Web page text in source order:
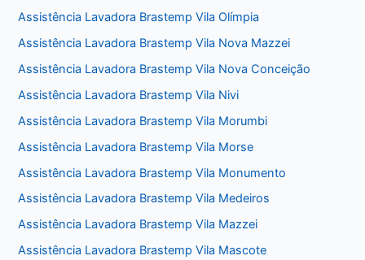
Assistência Lavadora Brastemp Vila Olímpia
Assistência Lavadora Brastemp Vila Nova Mazzei
Assistência Lavadora Brastemp Vila Nova Conceição
Assistência Lavadora Brastemp Vila Nivi
Assistência Lavadora Brastemp Vila Morumbi
Assistência Lavadora Brastemp Vila Morse
Assistência Lavadora Brastemp Vila Monumento
Assistência Lavadora Brastemp Vila Medeiros
Assistência Lavadora Brastemp Vila Mazzei
Assistência Lavadora Brastemp Vila Mascote